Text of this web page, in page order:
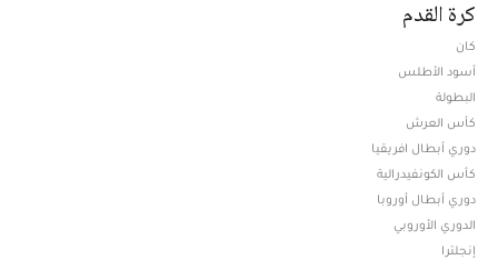
كرة القدم
كان
أسود الأطلس
البطولة
كأس العرش
دوري أبطال افريقيا
كأس الكونفيدرالية
دوري أبطال أوروبا
الدوري الأوروبي
إنجلترا